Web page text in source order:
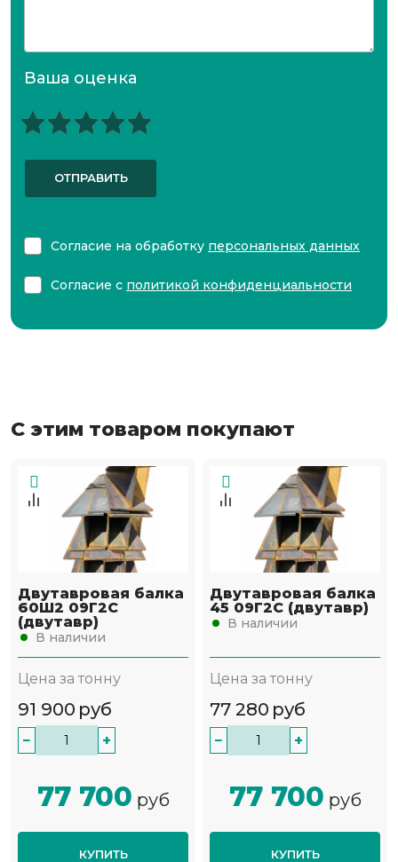
Ваша оценка
ОТПРАВИТЬ
Согласие на обработку персональных данных
Согласие с политикой конфиденциальности
С этим товаром покупают
Двутавровая балка
60Ш2 09Г2С
(двутавр)
В наличии
Цена за тонну
91 900 руб
− +
77 700 руб
КУПИТЬ
Двутавровая балка
45 09Г2С (двутавр)
В наличии
Цена за тонну
77 280 руб
− +
77 700 руб
КУПИТЬ